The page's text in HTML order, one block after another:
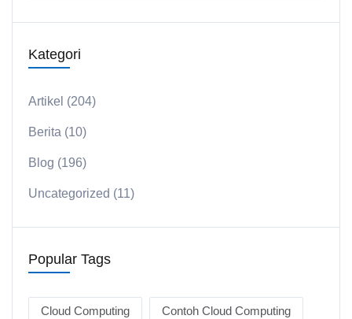
Kategori
Artikel (204)
Berita (10)
Blog (196)
Uncategorized (11)
Popular Tags
Cloud Computing Contoh Cloud Computing